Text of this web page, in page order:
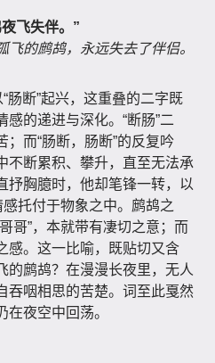
飞失伴。”
的鹧鸪，永远失去了伴侣。
“肠断”起兴，这重叠的二字既
的递进与深化。“断肠”二
而“肠断，肠断”的反复吟
不断累积、攀升，直至无法承
抒胸臆时，他却笔锋一转，以
托付于物象之中。鹧鸪之
哥”，本就带有凄切之意；而
感。这一比喻，既贴切又含
的鹧鸪？在漫漫长夜里，无人
吞咽相思的苦楚。词至此戛然
夜空中回荡。